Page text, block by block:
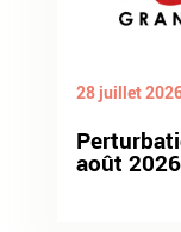
28 juillet
août 2026